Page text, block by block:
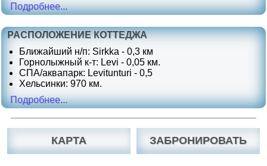
Подробнее...
РАСПОЛОЖЕНИЕ КОТТЕДЖА
Ближайший н/п: Sirkka - 0,3 км
Горнолыжный к-т: Levi - 0,05 км.
СПА/аквапарк: Levitunturi - 0,5
Хельсинки: 970 км.
Подробнее...
КАРТА ЗАБРОНИРОВАТЬ